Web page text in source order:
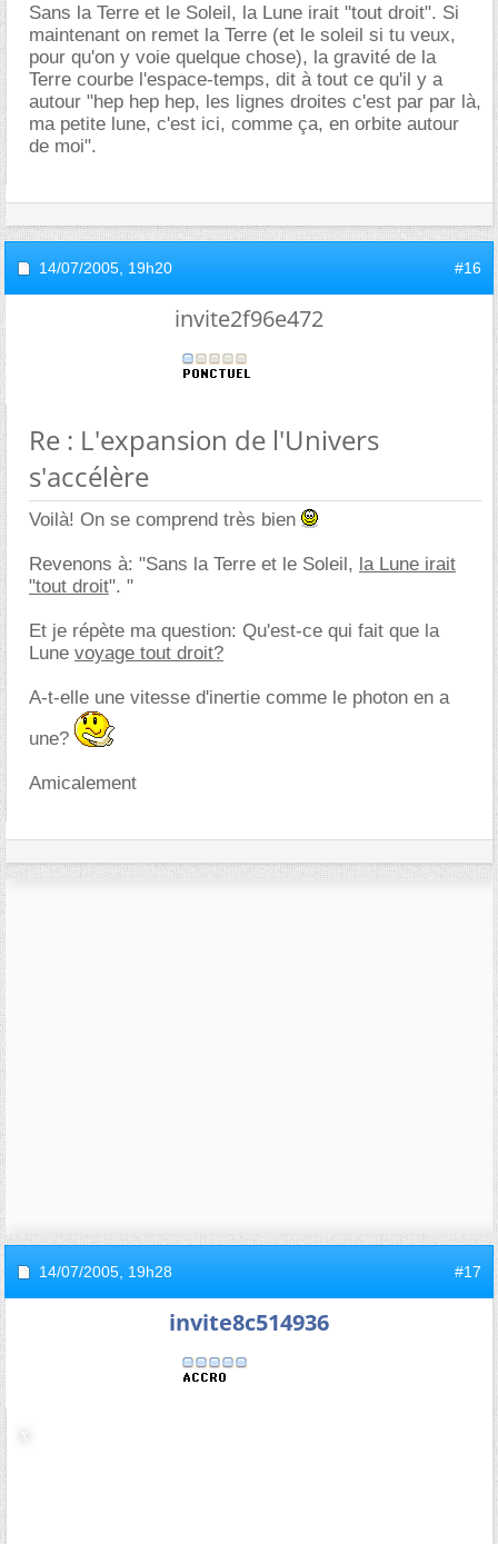
Sans la Terre et le Soleil, la Lune irait "tout droit". Si
maintenant on remet la Terre (et le soleil si tu veux,
pour qu'on y voie quelque chose), la gravité de la
Terre courbe l'espace-temps, dit à tout ce qu'il y a
autour "hep hep hep, les lignes droites c'est par par là,
ma petite lune, c'est ici, comme ça, en orbite autour
de moi".
14/07/2005, 19h20 #16
invite2f96e472
Re : L'expansion de l'Univers
s'accélère
Voilà! On se comprend très bien
Revenons à: "Sans la Terre et le Soleil, la Lune irait
"tout droit". "
Et je répète ma question: Qu'est-ce qui fait que la
Lune voyage tout droit?
A-t-elle une vitesse d'inertie comme le photon en a
une?
Amicalement
14/07/2005, 19h28 #17
invite8c514936